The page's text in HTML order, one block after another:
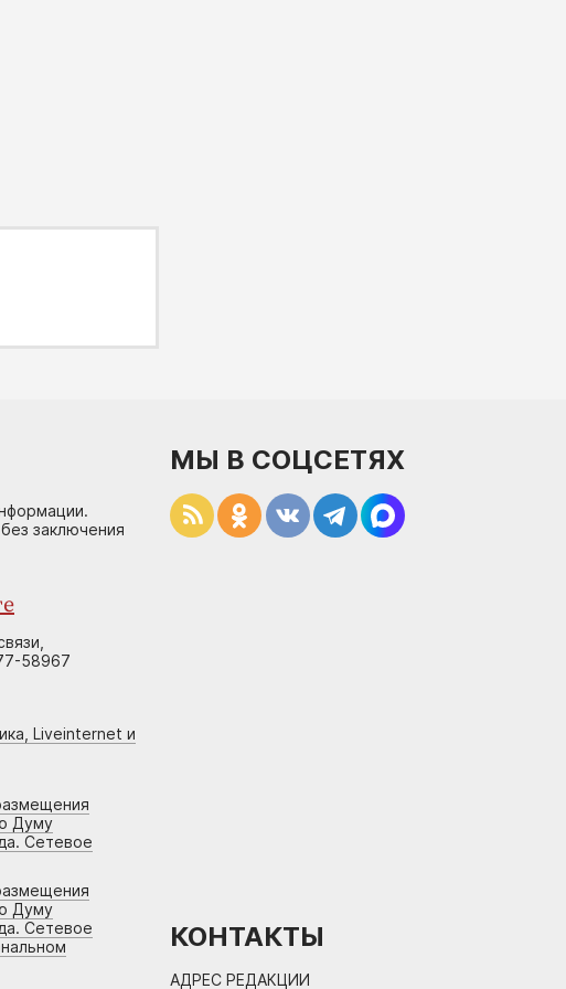
заключения
58967
Liveinternet и
Думу
Сетевое
Думу
Сетевое
МЫ В СОЦСЕТЯХ
КОНТАКТЫ
АДРЕС РЕДАКЦИИ